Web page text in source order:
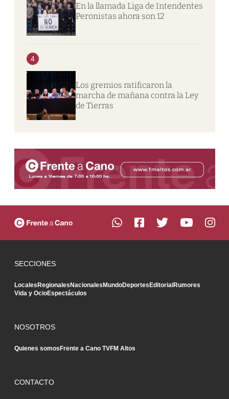
En la llamada Liga de Intendentes
Peronistas ahora son 12
4
Los gremios ratificaron la
marcha de mañana contra la Ley
de Tierras
SECCIONES
LocalesRegionalesNacionalesMundoDeportesEditorialRumores
Vida y OcioEspectáculos
NOSOTROS
Quienes somosFrente a Cano TVFM Altos
CONTACTO